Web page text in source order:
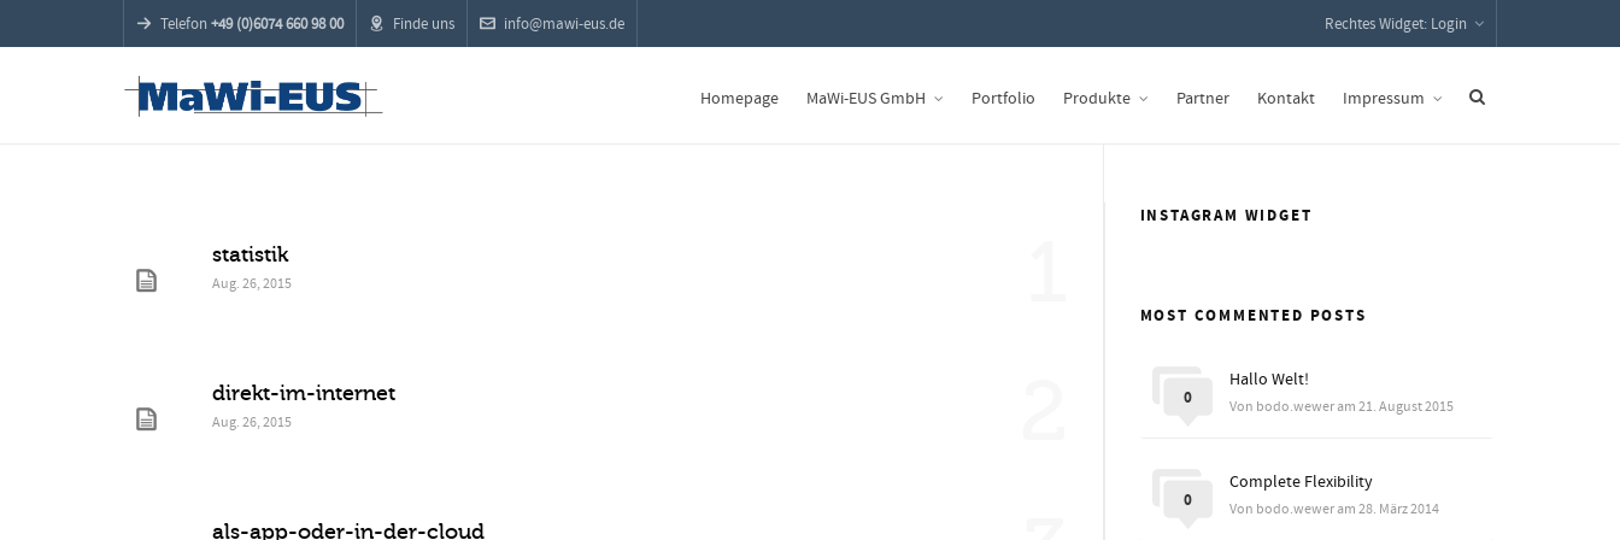
Telefon +49 (0)6074 660 98 00 Finde uns info@mawi-eus.de Rechtes Widget: Login
Homepage MaWi-EUS GmbH Portfolio Produkte Partner Kontakt Impressum
statistik
Aug. 26, 2015
direkt-im-internet
Aug. 26, 2015
als-app-oder-in-der-cloud
INSTAGRAM WIDGET
MOST COMMENTED POSTS
Hallo Welt!
Von bodo.wewer am 21. August 2015
0
Complete Flexibility
Von bodo.wewer am 28. März 2014
0